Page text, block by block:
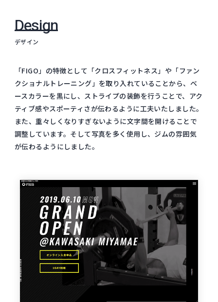
Design
デザイン
「FIGO」の特徴として「クロスフィットネス」や「ファン
クショナルトレーニング」を取り入れていることから、ベ
ースカラーを黒にし、ストライプの装飾を行うことで、アク
ティブ感やスポーティさが伝わるように工夫いたしました。
また、重々しくなりすぎないように文字間を開けることで
調整しています。そして写真を多く使用し、ジムの雰囲気
が伝わるようにしました。